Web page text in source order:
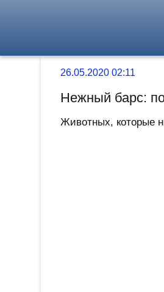
26.05.2020 02:11
Нежный барс:
Животных, которые